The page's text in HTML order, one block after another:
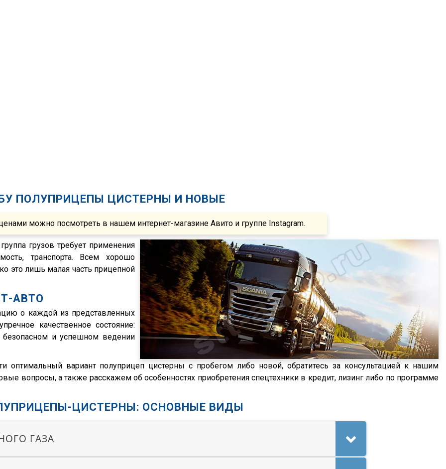
ПОЛУПРИЦЕПЫ ЦИСТЕРНЫ И НОВЫЕ
можно посмотреть в нашем интернет-магазине Авито и группе Instagram.
грузов требует применения
транспорта. Всем хорошо
это лишь малая часть прицепной
АВТО
о каждой из представленных
качественное состояние:
безопасном и успешном ведении
вариант полуприцеп цистерны с пробегом либо новой, обратитесь за консультацией к нашим
вопросы, а также расскажем об особенностях приобретения спецтехники в кредит, лизинг либо по программе
ЦИСТЕРНЫ: ОСНОВНЫЕ ВИДЫ
ГАЗА